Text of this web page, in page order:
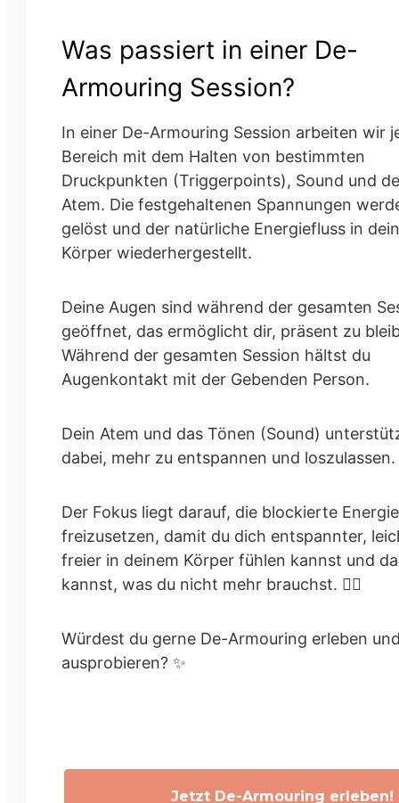
Was passiert in einer De-
Armouring Session?
In einer De-Armouring Session arbeiten wir
Bereich mit dem Halten von bestimmten
Druckpunkten (Triggerpoints), Sound und
Atem. Die festgehaltenen Spannungen
gelöst und der natürliche Energiefluss in
Körper wiederhergestellt.
Deine Augen sind während der gesamten
geöffnet, das ermöglicht dir, präsent zu
Während der gesamten Session hältst du
Augenkontakt mit der Gebenden Person.
Dein Atem und das Tönen (Sound)
dabei, mehr zu entspannen und loszulassen.
Der Fokus liegt darauf, die blockierte Energie
freizusetzen, damit du dich entspannter,
freier in deinem Körper fühlen kannst und
kannst, was du nicht mehr brauchst. 💆‍♂️
Würdest du gerne De-Armouring erleben
ausprobieren? ✨
Jetzt De-Armouring erleben!